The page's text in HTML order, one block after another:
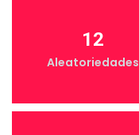
12
Aleatoriedades